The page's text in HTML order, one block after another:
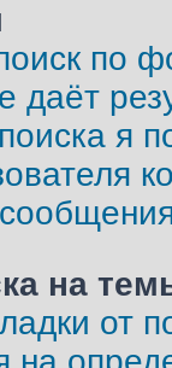
по
даёт
я
на
от